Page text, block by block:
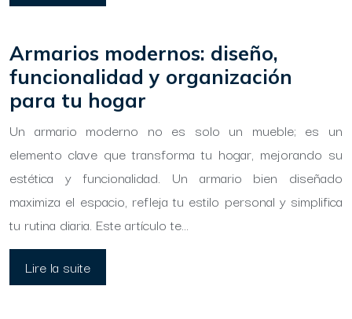
Armarios modernos: diseño,
funcionalidad y organización
para tu hogar
Un armario moderno no es solo un mueble; es un
elemento clave que transforma tu hogar, mejorando su
estética y funcionalidad. Un armario bien diseñado
maximiza el espacio, refleja tu estilo personal y simplifica
tu rutina diaria. Este artículo te…
Lire la suite